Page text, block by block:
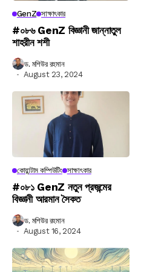
GenZ সাক্ষাৎকার
#০৮৬ GenZ বিজ্ঞানী জান্নাতুল
শাহরীন শশী
ড. মশিউর রহমান
August 23, 2024
কোয়ান্টাম কম্পিউটিং সাক্ষাৎকার
#০৮১ GenZ নতুন প্রজন্মের
বিজ্ঞানী আরমান সৈকত
ড. মশিউর রহমান
August 16, 2024